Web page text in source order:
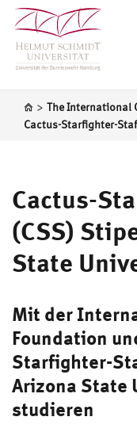
> The International
Cactus-
(CSS)
State
Mit der
Foundation
Starfighter-
Arizona State
studieren